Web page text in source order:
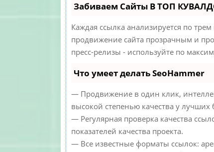
Забиваем Сайты В ТОП
Каждая ссылка анализируется по
продвижение сайта прозрачным и
пресс-релизы - используйте по
Что умеет делать SeoHammer
— Продвижение в один клик,
высокой степенью качества у лучших
— Регулярная проверка качества
показателей качества проекта.
— Все известные форматы ссылок: